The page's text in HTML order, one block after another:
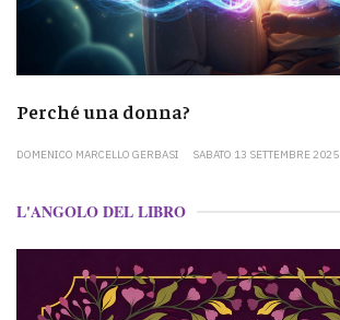
Perché una donna?
DOMENICO MARCELLO GERBASI SABATO 13 SETTEMBRE 2025
L'ANGOLO DEL LIBRO